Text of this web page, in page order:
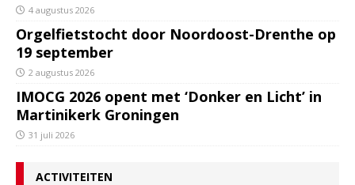
4 augustus 2026
Orgelfietstocht door Noordoost-Drenthe op
19 september
2 augustus 2026
IMOCG 2026 opent met ‘Donker en Licht’ in
Martinikerk Groningen
31 juli 2026
ACTIVITEITEN